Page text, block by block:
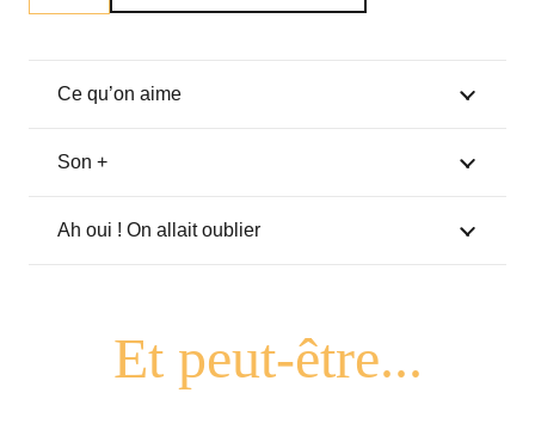
de
Ce qu’on aime
Son +
Ah oui ! On allait oublier